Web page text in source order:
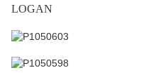
LOGAN